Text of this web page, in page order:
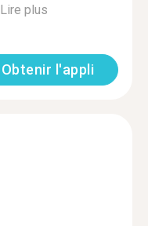
Lire plus
Obtenir l'appli